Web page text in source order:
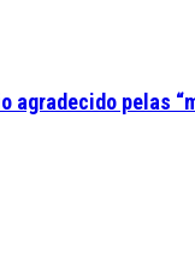
agradecido pelas